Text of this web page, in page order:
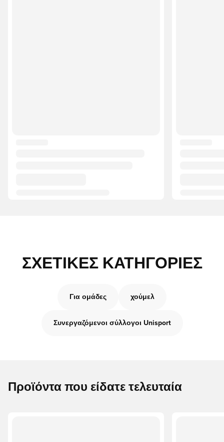
ΣΧΕΤΙΚΈΣ ΚΑΤΗΓΟΡΊΕΣ
Για ομάδες χούμελ
Συνεργαζόμενοι σύλλογοι Unisport
Προϊόντα που είδατε τελευταία